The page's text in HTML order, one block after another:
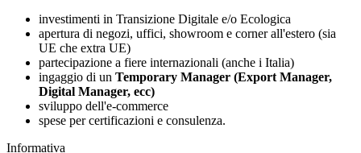
investimenti in Transizione Digitale e/o Ecologica
apertura di negozi, uffici, showroom e corner all'estero (sia
UE che extra UE)
partecipazione a fiere internazionali (anche i Italia)
ingaggio di un Temporary Manager (Export Manager,
Digital Manager, ecc)
sviluppo dell'e-commerce
spese per certificazioni e consulenza.
Informativa